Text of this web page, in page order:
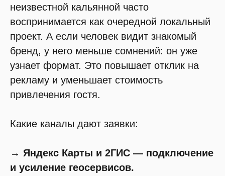
неизвестной кальянной часто
воспринимается как очередной локальный
проект. А если человек видит знакомый
бренд, у него меньше сомнений: он уже
узнает формат. Это повышает отклик на
рекламу и уменьшает стоимость
привлечения гостя.
Какие каналы дают заявки:
→ Яндекс Карты и 2ГИС — подключение
и усиление геосервисов.